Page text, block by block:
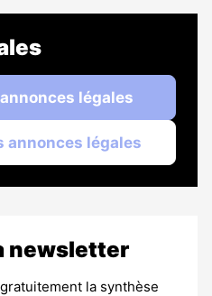
légales
annonces légales
newsletter
la synthèse